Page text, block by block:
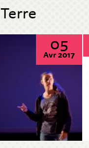
Terre
05
Avr 2017